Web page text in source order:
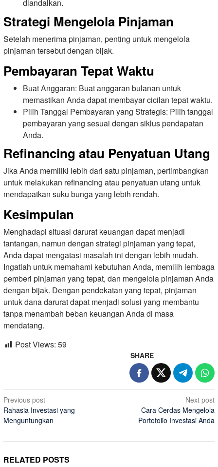
diandalkan.
Strategi Mengelola Pinjaman
Setelah menerima pinjaman, penting untuk mengelola
pinjaman tersebut dengan bijak.
Pembayaran Tepat Waktu
Buat Anggaran: Buat anggaran bulanan untuk
memastikan Anda dapat membayar cicilan tepat waktu.
Pilih Tanggal Pembayaran yang Strategis: Pilih tanggal
pembayaran yang sesuai dengan siklus pendapatan
Anda.
Refinancing atau Penyatuan Utang
Jika Anda memiliki lebih dari satu pinjaman, pertimbangkan
untuk melakukan refinancing atau penyatuan utang untuk
mendapatkan suku bunga yang lebih rendah.
Kesimpulan
Menghadapi situasi darurat keuangan dapat menjadi
tantangan, namun dengan strategi pinjaman yang tepat,
Anda dapat mengatasi masalah ini dengan lebih mudah.
Ingatlah untuk memahami kebutuhan Anda, memilih lembaga
pemberi pinjaman yang tepat, dan mengelola pinjaman Anda
dengan bijak. Dengan pendekatan yang tepat, pinjaman
untuk dana darurat dapat menjadi solusi yang membantu
tanpa menambah beban keuangan Anda di masa
mendatang.
Post Views: 59
SHARE
Post
navigation
Previous post
Rahasia Investasi yang
Menguntungkan
Next post
Cara Cerdas Mengelola
Portofolio Investasi Anda
RELATED POSTS